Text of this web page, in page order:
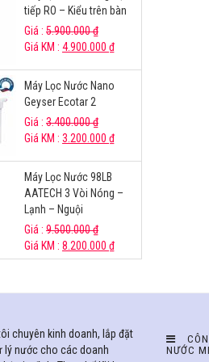
tiếp RO – Kiểu trên bàn
Giá : 5.900.000₫
Giá KM : 4.900.000 ₫
Máy Lọc Nước Nano
Geyser Ecotar 2
Giá : 3.400.000₫
Giá KM : 3.200.000 ₫
Máy Lọc Nước 98LB
AATECH 3 Vòi Nóng –
Lạnh – Nguội
Giá : 9.500.000₫
Giá KM : 8.200.000 ₫
chuyên kinh doanh, lắp đặt
lý nước cho các doanh
NƯỚC